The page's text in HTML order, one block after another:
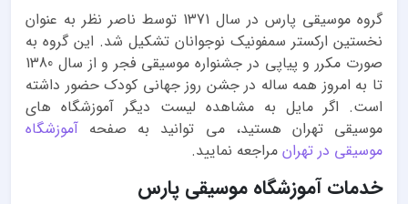
گروه موسیقی پارس در سال 1371 توسط ناصر نظر به عنوان
نخستین ارکستر سمفونیک نوجوانان تشکیل شد. این گروه به
صورت مکرر و پیاپی در جشنواره موسیقی فجر و از سال 1380
تا به امروز همه ساله در جشن روز جهانی کودک حضور داشته
است. اگر مایل به مشاهده لیست دیگر آموزشگاه های
موسیقی تهران هستید، می توانید به صفحه آموزشگاه
موسیقی در تهران مراجعه نمایید.
خدمات آموزشگاه موسیقی پارس